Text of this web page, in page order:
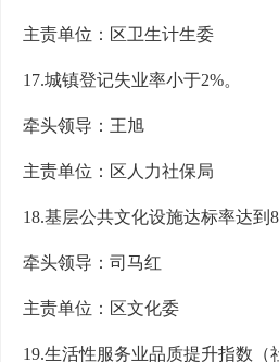
主责单位：区卫生计生委
17.城镇登记失业率小于2%。
牵头领导：王旭
主责单位：区人力社保局
18.基层公共文化设施达标率达到
牵头领导：司马红
主责单位：区文化委
19.生活性服务业品质提升指数（